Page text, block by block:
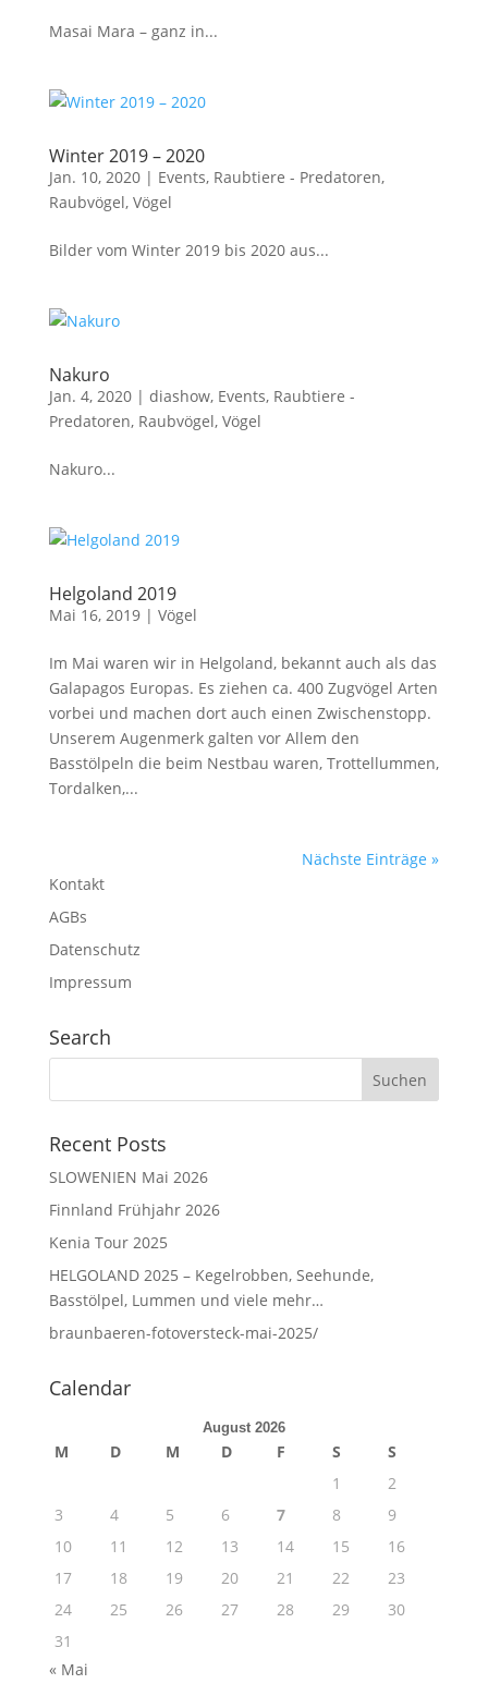
Masai Mara – ganz in...
Winter 2019 – 2020
Jan. 10, 2020| Events, Raubtiere - Predatoren,
Raubvögel, Vögel
Bilder vom Winter 2019 bis 2020 aus...
Nakuro
Jan. 4, 2020| diashow, Events, Raubtiere -
Predatoren, Raubvögel, Vögel
Nakuro...
Helgoland 2019
Mai 16, 2019| Vögel
Im Mai waren wir in Helgoland, bekannt auch als das
Galapagos Europas. Es ziehen ca. 400 Zugvögel Arten
vorbei und machen dort auch einen Zwischenstopp.
Unserem Augenmerk galten vor Allem den
Basstölpeln die beim Nestbau waren, Trottellummen,
Tordalken,...
Nächste Einträge »
Kontakt
AGBs
Datenschutz
Impressum
Search
Recent Posts
SLOWENIEN Mai 2026
Finnland Frühjahr 2026
Kenia Tour 2025
HELGOLAND 2025 – Kegelrobben, Seehunde,
Basstölpel, Lummen und viele mehr…
braunbaeren-fotoversteck-mai-2025/
Calendar
August 2026
M D M D F S
S
1
2
3
4 5 6 7 8
9
10
11 12 13 14 15
16
17
18 19 20 21 22
23
24
25 26 27 28 29
30
31
« Mai